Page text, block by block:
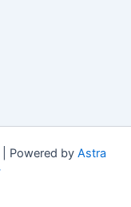
Powered by Astra